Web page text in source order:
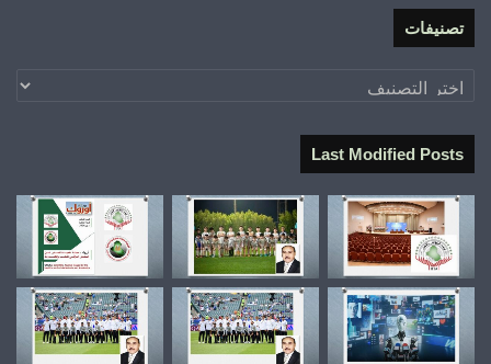
تصنيفات
تصنيفات
Last Modified Posts